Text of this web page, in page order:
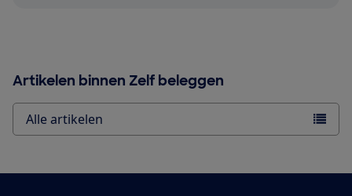
Artikelen binnen Zelf beleggen
Alle artikelen